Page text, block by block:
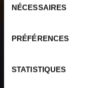
NÉCESSAIRES
PRÉFÉRENCES
STATISTIQUES